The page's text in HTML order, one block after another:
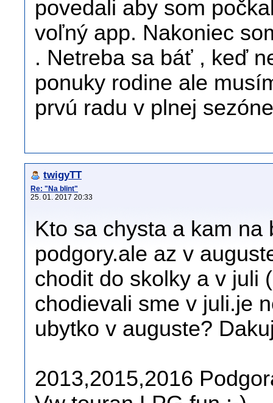
povedali aby som
voľný app. Nakoniec
. Netreba sa báť , keď
ponuky rodine ale
prvú radu v plnej
twigyTT
Re: "Na blint"
25. 01. 2017 20:33
Kto sa chysta a kam
podgory.ale az v
chodit do skolky a v juli
chodievali sme v juli.je
ubytko v auguste?
2013,2015,2016